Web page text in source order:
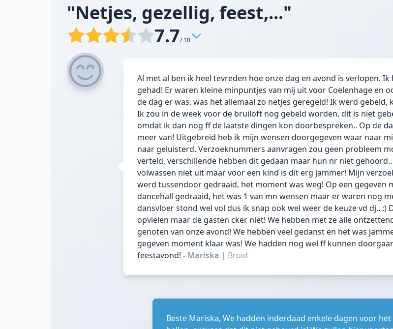
"Netjes, gezellig, feest,..."
7.7/ 10
Al met al ben ik heel tevreden hoe onze dag en avond is verlopen.
gehad! Er waren kleine minpuntjes van mij uit voor Coelenhage en
de dag er was, was het allemaal zo netjes geregeld! Ik werd gebeld,
Ik zou in de week voor de bruiloft nog gebeld worden, dit is niet
omdat ik dan nog ff de laatste dingen kon doorbespreken.. Op de
meer van! Uitgebreid heb ik mijn wensen doorgegeven waar naar
naar geluisterd. Verzoeknummers aanvragen zou geen probleem
verteld, verschillende hebben dit gedaan maar hun nr niet
volwassen niet uit maar voor een kind is dit erg jammer! Mijn
werd tussendoor gedraaid, het moment was weg! Op een gegeven
dancehall gedraaid, het was 1 van mn wensen maar er waren nog
dansvloer stond wel vol dus ik snap ook wel weer de keuze vd dj.. :)
opvielen maar de gasten cker niet! We hebben met ze alle
genoten van onze avond! We hebben veel gedanst en het was
gegeven moment klaar was! We hadden nog wel ff kunnen
feestavond! - Mariska | Bruid
Beste Mariska, We hadden inderdaad enkele dagen voor